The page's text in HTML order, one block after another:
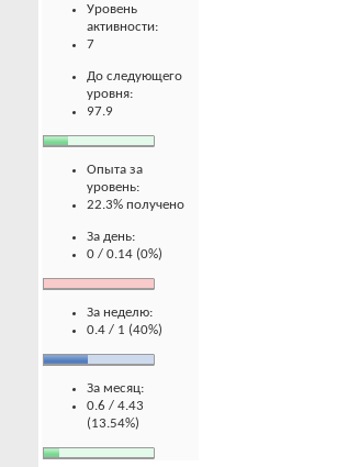
Уровень
активности:
7
До следующего
уровня:
97.9
Опыта за
уровень:
22.3% получено
За день:
0 / 0.14 (0%)
За неделю:
0.4 / 1 (40%)
За месяц:
0.6 / 4.43
(13.54%)